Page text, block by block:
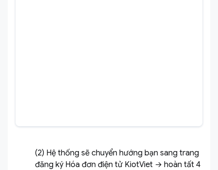
(2) Hệ thống sẽ chuyển hướng bạn sang trang
đăng ký Hóa đơn điện tử KiotViet → hoàn tất 4